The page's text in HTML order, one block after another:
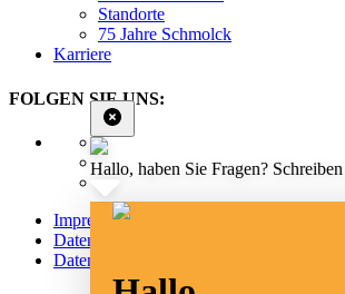
Standorte
75 Jahre Schmolck
Karriere
FOLGEN SIE UNS:
Impressum
Datenschutz
Datenschutz Social Media
Hallo, haben Sie Fragen?